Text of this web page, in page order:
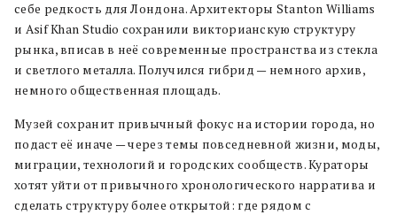
себе редкость для Лондона. Архитекторы Stanton Williams
и Asif Khan Studio сохранили викторианскую структуру
рынка, вписав в неё современные пространства из стекла
и светлого металла. Получился гибрид — немного архив,
немного общественная площадь.
Музей сохранит привычный фокус на истории города, но
подаст её иначе — через темы повседневной жизни, моды,
миграции, технологий и городских сообществ. Кураторы
хотят уйти от привычного хронологического нарратива и
сделать структуру более открытой: где рядом с